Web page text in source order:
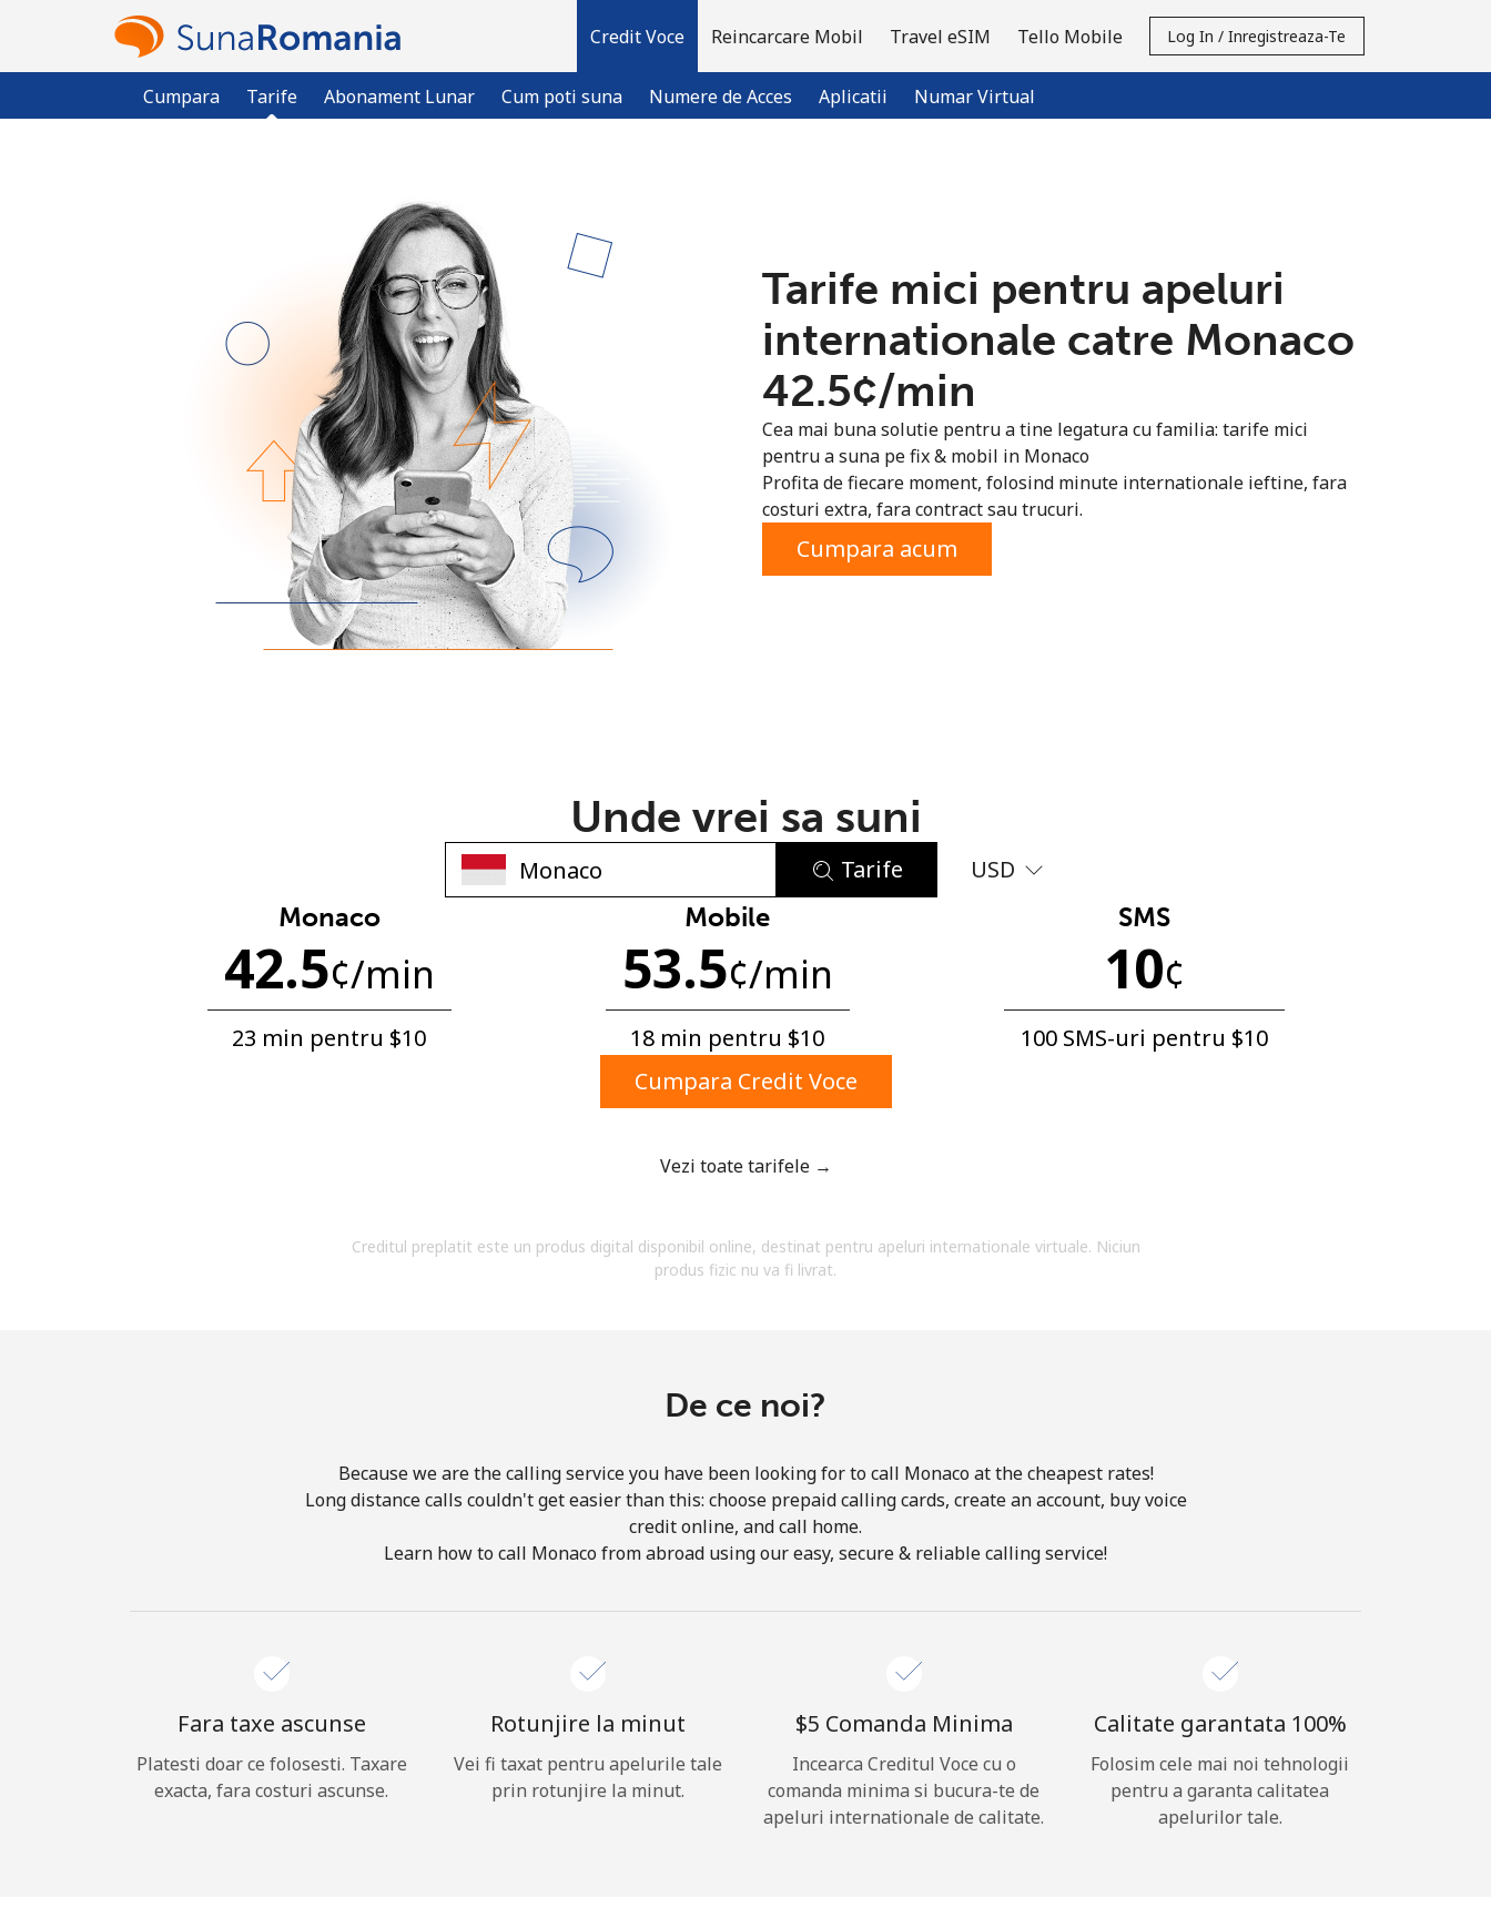
Credit Voce
Cumpara Tarife Abonament Lunar Cum poti suna Numere de Acces Aplicatii Numar Virtual
Reincarcare Mobil Travel eSIM Tello Mobile Log In / Inregistreaza-Te
Logheaza-te →
Inregistreaza-te cu
Minim 8 litere
O majuscula si o litera mica
Un simbol/litera speciala
pe email.
Inregistreaza-te
Buna!
Tarife mici pentru apeluri
internationale catre Monaco
⁦42.5¢⁩/min
Cea mai buna solutie pentru a tine legatura cu familia: tarife mici
pentru a suna pe fix & mobil in Monaco
Profita de fiecare moment, folosind minute internationale ieftine, fara
costuri extra, fara contract sau trucuri.
Cumpara acum
Unde vrei sa suni
Tarife USD
Monaco
42.5¢/min
23 min pentru ⁦$10⁩
Mobile
53.5¢/min
18 min pentru ⁦$10⁩
SMS
10¢
100 SMS-uri pentru ⁦$10⁩
Cumpara Credit Voce
Vezi toate tarifele →
Creditul preplatit este un produs digital disponibil online, destinat pentru apeluri internationale virtuale. Niciun
produs fizic nu va fi livrat.
De ce noi?
Because we are the calling service you have been looking for to call Monaco at the cheapest rates!
Long distance calls couldn't get easier than this: choose prepaid calling cards, create an account, buy voice
credit online, and call home.
Learn how to call Monaco from abroad using our easy, secure & reliable calling service!
Fara taxe ascunse
Platesti doar ce folosesti. Taxare
exacta, fara costuri ascunse.
Rotunjire la minut
Vei fi taxat pentru apelurile tale
prin rotunjire la minut.
⁦$5⁩ Comanda Minima
Incearca Creditul Voce cu o
comanda minima si bucura-te de
apeluri internationale de calitate.
Calitate garantata 100%
Folosim cele mai noi tehnologii
pentru a garanta calitatea
apelurilor tale.